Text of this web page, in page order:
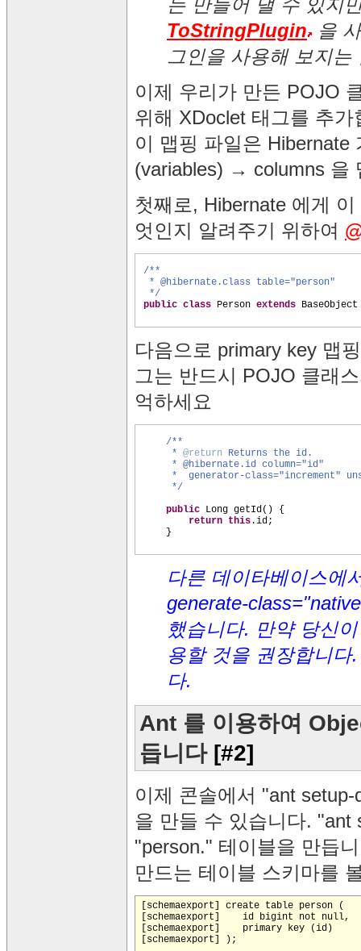
는 만들어 낼 수 있지
ToStringPlugin
을
그인을 사용해 보지는
이제 우리가 만든 POJO
위해 XDoclet 태그를 추가
이 맵핑 파일은
(variables) → columns 을
첫째로, Hibernate 에게
엇인지 알려주기 위하여
/**
* @hibernate.class table="person"
*/
public class Person extends
다음으로 primary key 맵
그는 반드시 POJO 클래
억하세요
/**
* @return Returns the id.
* @hibernate.id column="id"
* generator-class="increment"
*/
public Long getId () {
return this.id;
}
다른 데이타베이스에
generate-
했습니다. 만약 당신
용할 것을 권장합니
다.
Ant 를 이용하여
듭니다 [#2]
이제 콘솔에서 "ant
을 만들 수 있습니다. "ant
"person." 테이블을 만듭
만드는 테이블 스키마를
[schemaexport] create table person (
[schemaexport]    id bigint not null,
[schemaexport]    primary key (id)
[schemaexport] );